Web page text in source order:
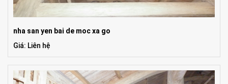
nha san yen bai de moc xa go
Giá: Liên hệ